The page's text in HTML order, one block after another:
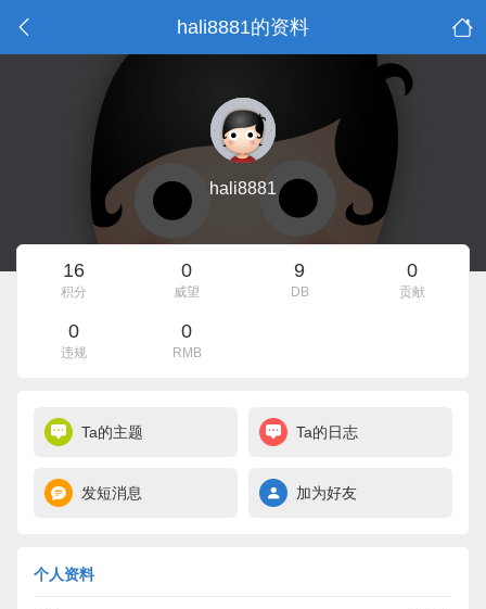
hali8881的资料
hali8881
16
积分
0
威望
9
DB
0
贡献
0
违规
0
RMB
Ta的主题 Ta的日志
发短消息 加为好友
个人资料